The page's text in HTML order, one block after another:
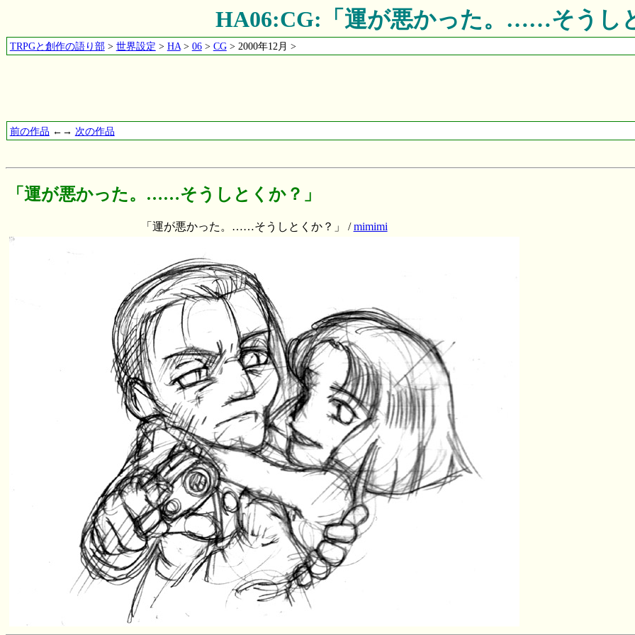
HA06:CG:「運が悪かった。……そうし
TRPGと創作の語り部> 世界設定 > HA> 06> CG> 2000年12月 >
前の作品 ←→ 次の作品
「運が悪かった。……そうしとくか？」
「運が悪かった。……そうしとくか？」 /mimimi